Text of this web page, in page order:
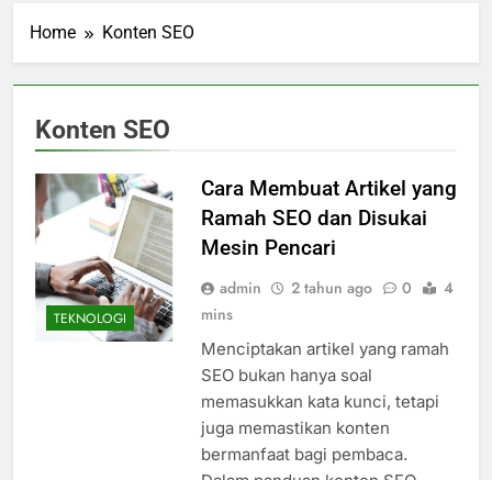
Home Konten SEO
Konten SEO
TEKNOLOGI
Cara Membuat Artikel yang
Ramah SEO dan Disukai
Mesin Pencari
admin 2 tahun ago 0
4
mins
Menciptakan artikel yang ramah
SEO bukan hanya soal
memasukkan kata kunci, tetapi
juga memastikan konten
bermanfaat bagi pembaca.